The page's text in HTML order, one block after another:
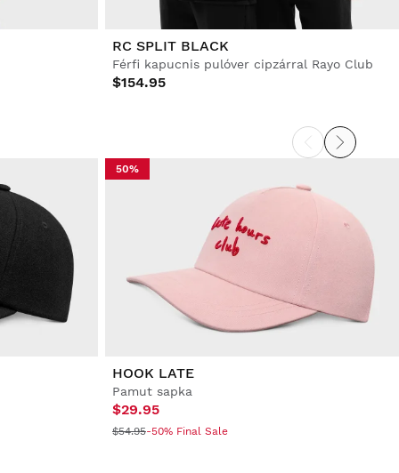
RC SPLIT BLACK
Férfi kapucnis pulóver cipzárral Rayo Club
$154.95
50%
HOOK LATE
Pamut sapka
$29.95
$54.95-50% Final Sale